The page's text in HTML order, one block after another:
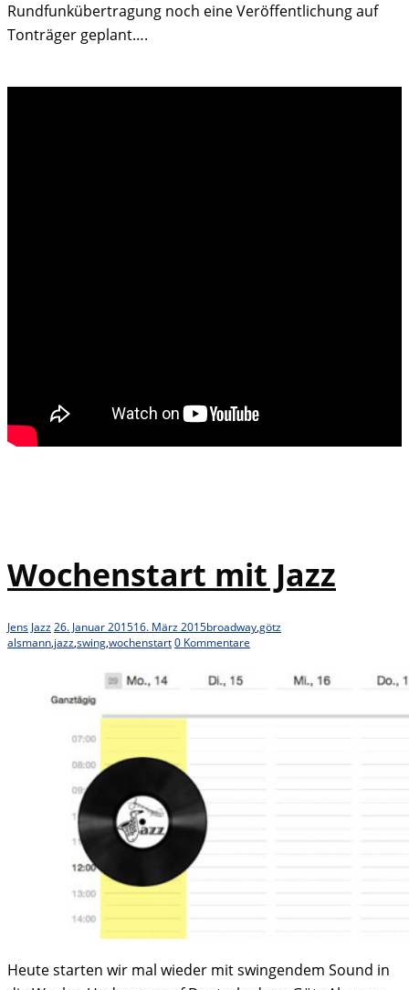
Rundfunkübertragung noch eine Veröffentlichung auf
Tonträger geplant….
Wochenstart mit Jazz
Jens Jazz26. Januar 201516. März 2015broadway,götz
alsmann,jazz,swing,wochenstart0 Kommentare
Heute starten wir mal wieder mit swingendem Sound in